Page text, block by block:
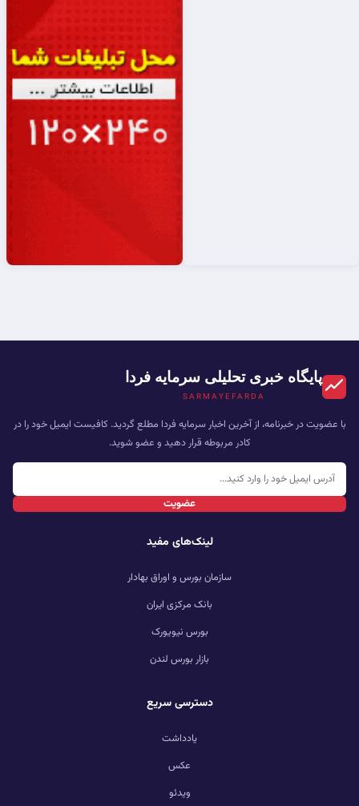
پایگاه خبری تحلیلی سرمایه فردا
SARMAYEFARDA
با عضویت در خبرنامه، از آخرین اخبار سرمایه فردا مطلع گردید. کافیست ایمیل خود را در
کادر مربوطه قرار دهید و عضو شوید.
عضویت
لینک‌های مفید
سازمان بورس و اوراق بهادار
بانک مرکزی ایران
بورس نیویورک
بازار بورس لندن
دسترسی سریع
یادداشت
عکس
ویدئو